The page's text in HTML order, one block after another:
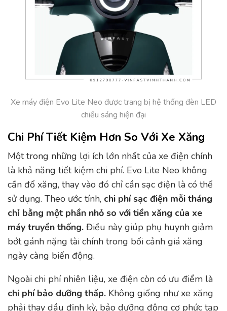
Xe máy điện Evo Lite Neo được trang bị hệ thống đèn LED
chiếu sáng hiện đại
Chi Phí Tiết Kiệm Hơn So Với Xe Xăng
Một trong những lợi ích lớn nhất của xe điện chính
là khả năng tiết kiệm chi phí. Evo Lite Neo không
cần đổ xăng, thay vào đó chỉ cần sạc điện là có thể
sử dụng. Theo ước tính, chi phí sạc điện mỗi tháng
chỉ bằng một phần nhỏ so với tiền xăng của xe
máy truyền thống. Điều này giúp phụ huynh giảm
bớt gánh nặng tài chính trong bối cảnh giá xăng
ngày càng biến động.
Ngoài chi phí nhiên liệu, xe điện còn có ưu điểm là
chi phí bảo dưỡng thấp. Không giống như xe xăng
phải thay dầu định kỳ, bảo dưỡng động cơ phức tạp